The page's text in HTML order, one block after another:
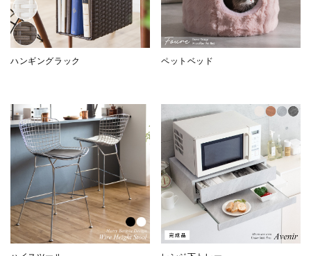
ハンギングラック ペットベッド